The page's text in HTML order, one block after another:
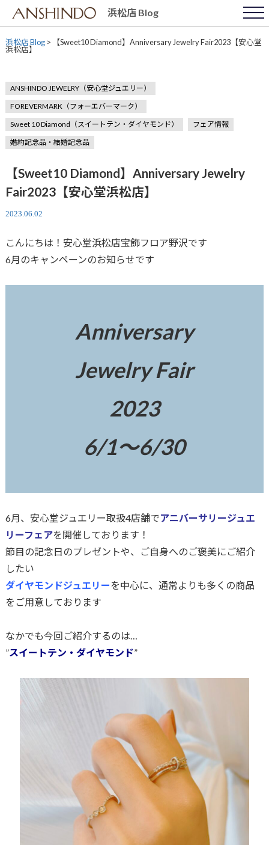
content
浜松店 Blog
浜松店 Blog> 【Sweet10 Diamond】Anniversary Jewelry Fair2023【安心堂
浜松店】
ANSHINDO JEWELRY（安心堂ジュエリー）
FOREVERMARK（フォーエバーマーク）
Sweet 10 Diamond（スイートテン・ダイヤモンド）
フェア情報
婚約記念品・結婚記念品
【Sweet10 Diamond】Anniversary Jewelry
Fair2023【安心堂浜松店】
2023.06.02
こんにちは！安心堂浜松店宝飾フロア野沢です
6月のキャンペーンのお知らせです
Anniversary
Jewelry Fair
2023
6/1～6/30
6月、安心堂ジュエリー取扱4店舗でアニバーサリージュエ
リーフェアを開催しております！
節目の記念日のプレゼントや、ご自身へのご褒美にご紹介
したい
ダイヤモンドジュエリーを中心に、通常よりも多くの商品
をご用意しております
なかでも今回ご紹介するのは…
”スイートテン・ダイヤモンド”